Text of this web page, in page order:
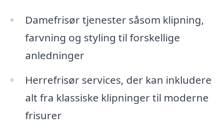
Damefrisør tjenester såsom klipning,
farvning og styling til forskellige
anledninger
Herrefrisør services, der kan inkludere
alt fra klassiske klipninger til moderne
frisurer